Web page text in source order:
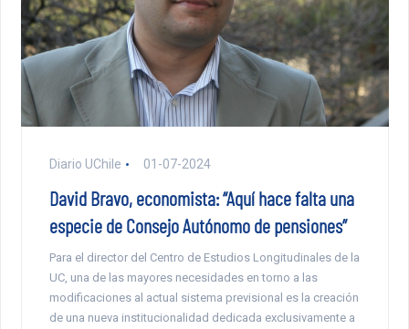
Diario UChile 01-07-2024
David Bravo, economista: “Aquí hace falta una
especie de Consejo Autónomo de pensiones”
Para el director del Centro de Estudios Longitudinales de la
UC, una de las mayores necesidades en torno a las
modificaciones al actual sistema previsional es la creación
de una nueva institucionalidad dedicada exclusivamente a